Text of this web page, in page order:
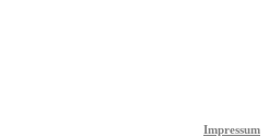
Impressum